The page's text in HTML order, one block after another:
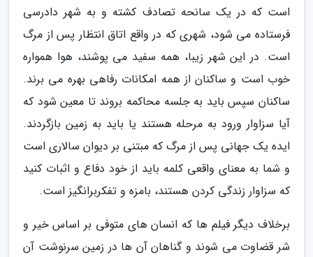
است که در یک سانحه تصادف کشته و به شهر دادرسی
فرستاده می شود، شهری که در واقع اتاق انتظار پس از مرگ
است. در این شهر زیبا، همه سفید می پوشند، هوا همواره
خوب است و ساکنان از همه امکانات رفاهی بهره می برند.
ساکنان سپس باید به جلسه محاکمه بروند تا معین شود که
آیا سزاوار ورود به مرحله هستند یا باید به زمین بازگردند.
ایده یک جهانی پس از مرگ که مبتنی بر دیوان سالاری است
و شما به معنای واقعی کلمه باید از خود دفاع و اثبات کنید
که سزاوار زندگی کردن هستند، بامزه و تفکربرانگیز است.
برخلاف دیگر فیلم ها که انسان های متوفی بر اساس خیر و
شر قضاوت می شوند و گناهان آن ها در زمین سرنوشت آن